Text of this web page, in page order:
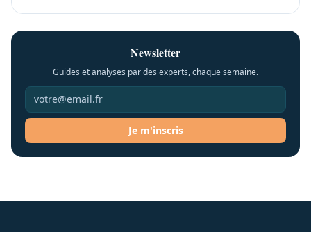
Newsletter
Guides et analyses par des experts, chaque semaine.
Je m'inscris